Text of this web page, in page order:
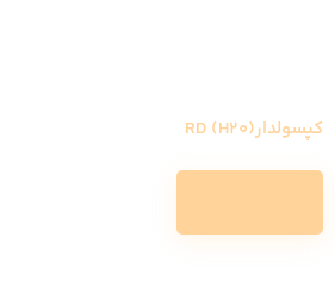
کپسولدارRD (H20)